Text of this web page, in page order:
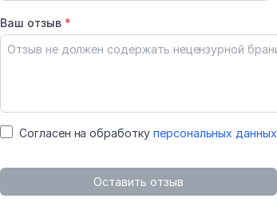
Ваш отзыв *
Согласен на обработку персональных данных
Оставить отзыв